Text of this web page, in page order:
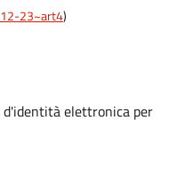
23~art4)
d'identità elettronica per